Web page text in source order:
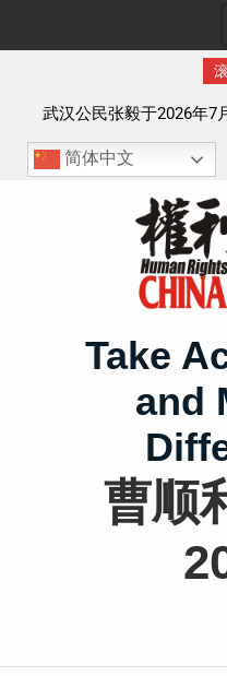
武汉公民张毅于2026年7
执行逮捕 目前
简体中文
Take
and
曹顺